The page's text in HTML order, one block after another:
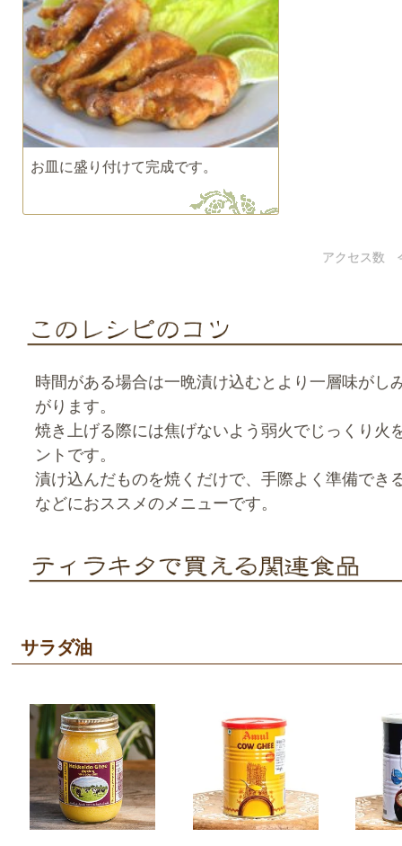
お皿に盛り付けて完成です。
アクセス数
時間がある場合は一晩漬け込むとより一層味がし
がります。
焼き上げる際には焦げないよう弱火でじっくり火
ントです。
漬け込んだものを焼くだけで、手際よく準備でき
などにおススメのメニューです。
サラダ油